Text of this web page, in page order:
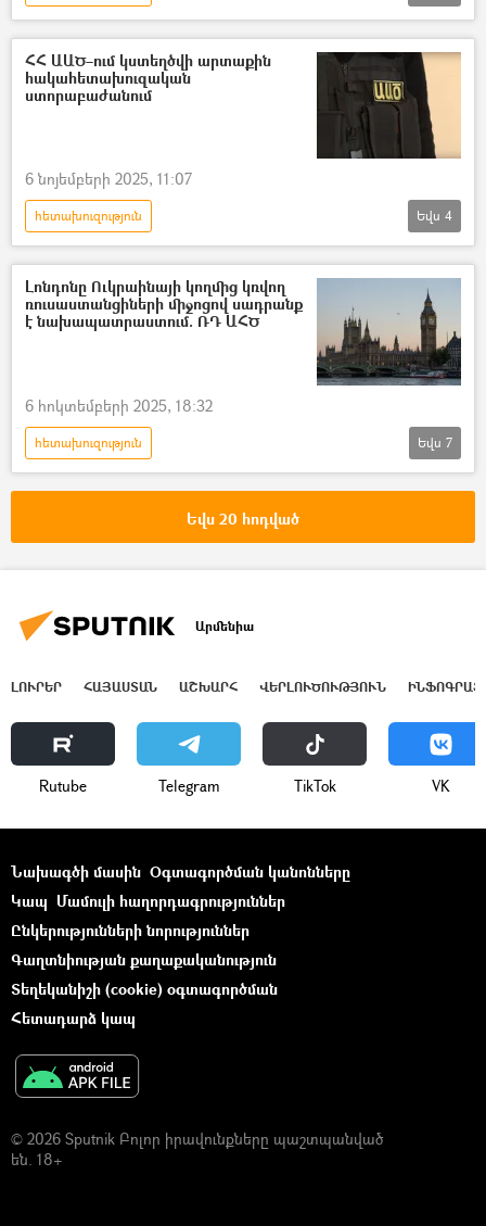
Իսլամական հեղափոխության պահապանների կորպուսը (ԻՀՊԿ)
Իրանի Իսլամական Հանրապետություն
Թել Ավիվ
ՀՀ ԱԱԾ–ում կստեղծվի արտաքին
հակահետախուզական
ստորաբաժանում
6 նոյեմբերի 2025, 11:07
հետախուզություն
ՀՀ ազգային անվտանգության ծառայություն. ԱԱԾ
Հայաստան
սահմանապահ
Արտաքին հետախուզության ծառայություն
Եվս 4
Լոնդոնը Ուկրաինայի կողմից կռվող
ռուսաստանցիների միջոցով սադրանք
է նախապատրաստում. ՌԴ ԱՀԾ
6 հոկտեմբերի 2025, 18:32
հետախուզություն
Դոնբասի պաշտպանություն. ՌԴ–ի ռազմական հատուկ գործողությունը Ուկրաինայում
Պատերազմ
սադրանք
Մեծ Բրիտանիա
Լոնդոն
Եվս 7
Եվս 20 հոդված
Արմենիա
ԼՈՒՐԵՐ ՀԱՅԱՍՏԱՆ ԱՇԽԱՐՀ ՎԵՐԼՈՒԾՈՒԹՅՈՒՆ
Rutube Telegram ТikТоk VK
Նախագծի մասին Օգտագործման կանոնները
Կապ Մամուլի հաղորդագրություններ
Ընկերությունների նորություններ
Գաղտնիության քաղաքականություն
Տեղեկանիշի (cookie) օգտագործման
Հետադարձ կապ
© 2026 Sputnik Բոլոր իրավունքները պաշտպանված
են. 18+